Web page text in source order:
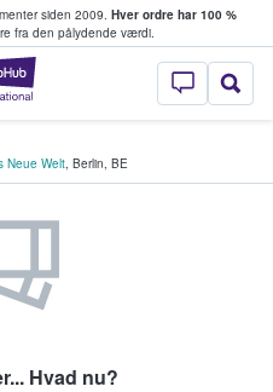
siden 2009. Hver ordre har 100 %
fra den pålydende værdi.
StubHub - Hvor
Neue Welt, Berlin, BE
Hvad nu?